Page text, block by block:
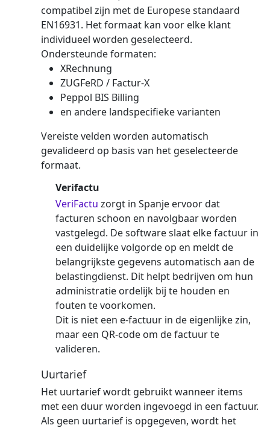
compatibel zijn met de Europese standaard
EN16931. Het formaat kan voor elke klant
individueel worden geselecteerd.
Ondersteunde formaten:
XRechnung
ZUGFeRD / Factur-X
Peppol BIS Billing
en andere landspecifieke varianten
Vereiste velden worden automatisch
gevalideerd op basis van het geselecteerde
formaat.
Verifactu
VeriFactu zorgt in Spanje ervoor dat
facturen schoon en navolgbaar worden
vastgelegd. De software slaat elke factuur in
een duidelijke volgorde op en meldt de
belangrijkste gegevens automatisch aan de
belastingdienst. Dit helpt bedrijven om hun
administratie ordelijk bij te houden en
fouten te voorkomen.
Dit is niet een e-factuur in de eigenlijke zin,
maar een QR-code om de factuur te
valideren.
Uurtarief
Het uurtarief wordt gebruikt wanneer items
met een duur worden ingevoegd in een factuur.
Als geen uurtarief is opgegeven, wordt het